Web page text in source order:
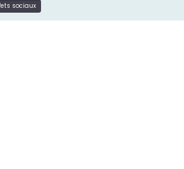
sociaux
Lire la suite